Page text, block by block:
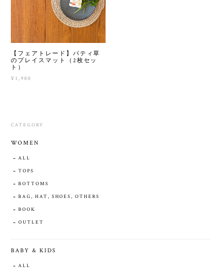
【フェアトレード】パティ草
のプレイスマット（2枚セッ
ト）
¥1,980
CATEGORY
WOMEN
ALL
TOPS
BOTTOMS
BAG, HAT, SHOES, OTHERS
BOOK
OUTLET
BABY & KIDS
ALL